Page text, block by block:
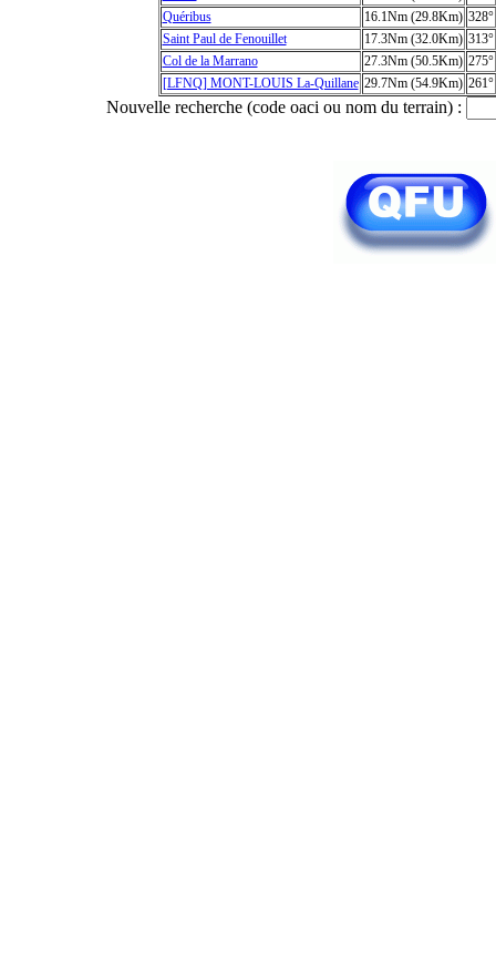
Quéribus
16.1Nm (29.8Km) 328°
Saint Paul de Fenouillet
17.3Nm (32.0Km) 313°
Col de la Marrano
27.3Nm (50.5Km) 275°
[LFNQ] MONT-LOUIS La-Quillane 29.7Nm (54.9Km) 261°
Nouvelle recherche (code oaci ou nom du terrain) :